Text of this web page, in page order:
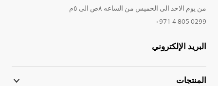
من يوم الاحد الى الخميس من الساعه ٨ص الى ٥م
0299 805 4 971+
البريد الإلكتروني
المنتجات